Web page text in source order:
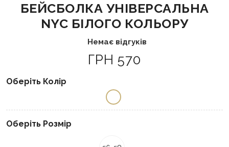
БЕЙСБОЛКА УНІВЕРСАЛЬНА
NYC БІЛОГО КОЛЬОРУ
Немає відгуків
ГРН 570
Оберіть Колір
Оберіть Розмір